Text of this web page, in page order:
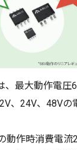
、最大動作電圧
、24V、48Vの
動作時消費電流